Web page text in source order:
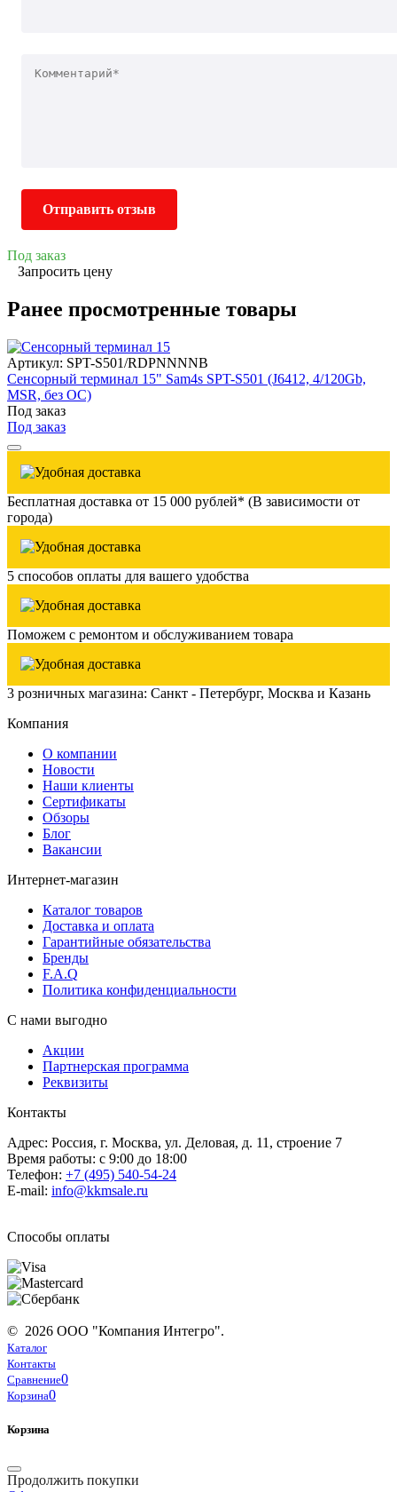
Отправить отзыв
Под заказ
Запросить цену
Ранее просмотренные товары
Артикул: SPT-S501/RDPNNNNB
Сенсорный терминал 15" Sam4s SPT-S501 (J6412, 4/120Gb,
MSR, без ОС)
Под заказ
Под заказ
Бесплатная доставка от 15 000 рублей* (В зависимости от
города)
5 способов оплаты для вашего удобства
Поможем с ремонтом и обслуживанием товара
3 розничных магазина: Санкт - Петербург, Москва и Казань
Компания
О компании
Новости
Наши клиенты
Сертификаты
Обзоры
Блог
Вакансии
Интернет-магазин
Каталог товаров
Доставка и оплата
Гарантийные обязательства
Бренды
F.A.Q
Политика конфиденциальности
С нами выгодно
Акции
Партнерская программа
Реквизиты
Контакты
Адрес: Россия, г. Москва, ул. Деловая, д. 11, строение 7
Время работы: с 9:00 до 18:00
Телефон: +7 (495) 540-54-24
E-mail: info@kkmsale.ru
Способы оплаты
© 2026 ООО "Компания Интегро".
Каталог
Контакты
Сравнение0
Корзина0
Корзина
Продолжить покупки